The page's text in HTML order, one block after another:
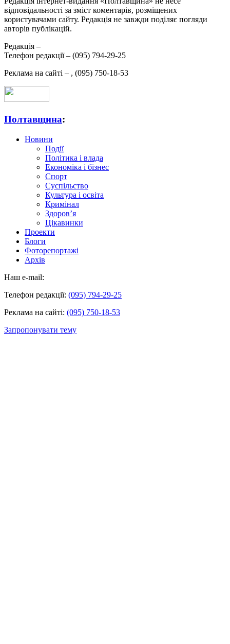
відповідальності за зміст коментарів, розміщених
користувачами сайту. Редакція не завжди поділяє погляди
авторів публікацій.
Редакція –
Телефон редакції – (095) 794-29-25
Реклама на сайті – , (095) 750-18-53
Полтавщина:
Новини
Події
Політика і влада
Економіка і бізнес
Спорт
Суспільство
Культура і освіта
Кримінал
Здоров’я
Цікавинки
Проекти
Блоги
Фоторепортажі
Архів
Наш e-mail:
Телефон редакції: (095) 794-29-25
Реклама на сайті: (095) 750-18-53
Запропонувати тему